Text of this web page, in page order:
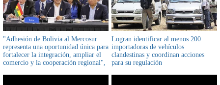
"Adhesión de Bolivia al Mercosur
representa una oportunidad única para
fortalecer la integración, ampliar el
comercio y la cooperación regional",
Logran identificar al menos 200
importadoras de vehículos
clandestinas y coordinan acciones
para su regulación